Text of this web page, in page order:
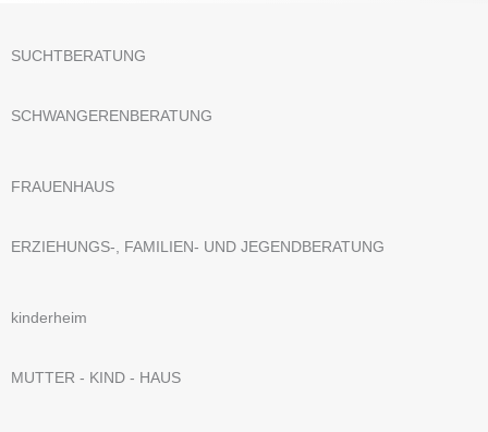
SUCHTBERATUNG
SCHWANGERENBERATUNG
FRAUENHAUS
ERZIEHUNGS-, FAMILIEN- UND JEGENDBERATUNG
kinderheim
MUTTER - KIND - HAUS